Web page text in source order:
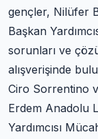
gençler, Nilüfer
Başkan
sorunları ve
alışverişinde
Ciro Sorrentino
Erdem Anadolu
Yardımcısı